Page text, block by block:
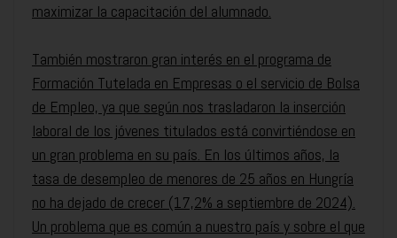
maximizar la capacitación del alumnado.
También mostraron gran interés en el programa de
Formación Tutelada en Empresas o el servicio de Bolsa
de Empleo, ya que según nos trasladaron la inserción
laboral de los jóvenes titulados está convirtiéndose en
un gran problema en su país. En los últimos años, la
tasa de desempleo de menores de 25 años en Hungría
no ha dejado de crecer (17,2% a septiembre de 2024).
Un problema que es común a nuestro país y sobre el que